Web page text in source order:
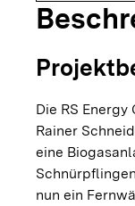
Die RS
Rainer
eine
nun ein